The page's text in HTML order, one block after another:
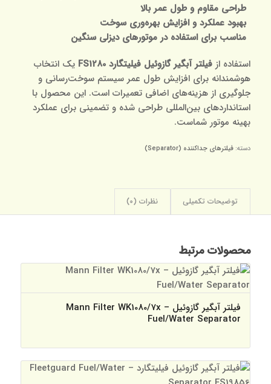
طراحی مقاوم و طول عمر بالا
بهبود عملکرد و افزایش بهره‌وری سوخت
مناسب برای استفاده در موتورهای دیزلی سنگین
استفاده از فیلتر آبگیر گازوئیل فیلیتگارد FS1280
یک انتخاب
هوشمندانه برای افزایش طول عمر سیستم سوخت‌رسانی و
جلوگیری از هزینه‌های اضافی تعمیرات است. این محصول با
استانداردهای بین‌المللی طراحی شده و تضمینی برای عملکرد
بهینه موتور شماست.
دسته: فیلترهای جداکننده (Separator)
توضیحات تکمیلی نظرات (0)
محصولات مرتبط
فیلتر آبگیر گازوئیل – Mann Filter WK1080/7x
Fuel/Water Separator